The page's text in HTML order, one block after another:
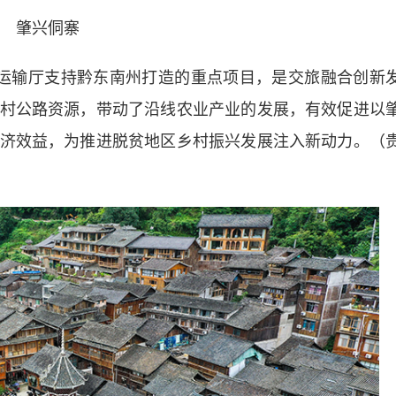
肇兴侗寨
支持黔东南州打造的重点项目，是交旅融合创新
公路资源，带动了沿线农业产业的发展，有效促进以
效益，为推进脱贫地区乡村振兴发展注入新动力。（